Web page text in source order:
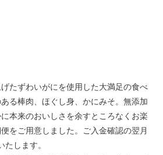
たずわいがにを使用した大満足の食べ
る棒肉、ほぐし身、かにみそ。無添加
本来のおいしさを余すところなくお楽
をご用意しました。ご入金確認の翌月
たします。